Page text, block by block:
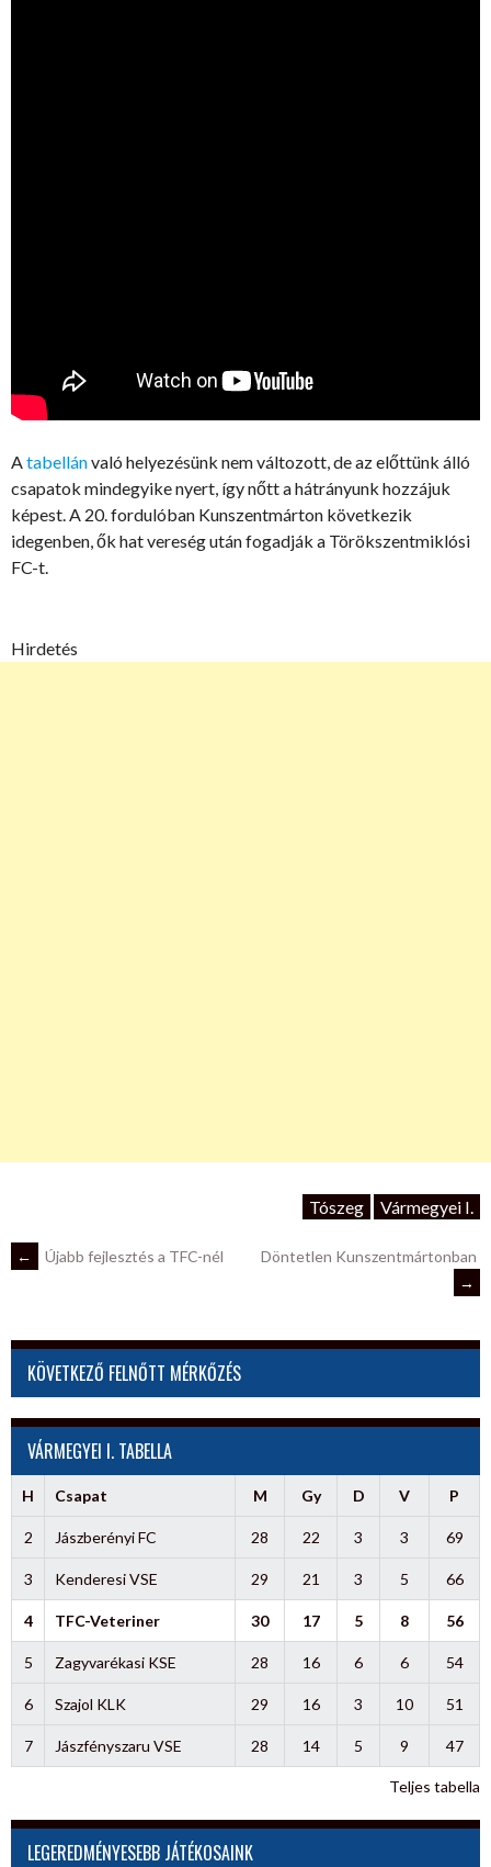
A tabellánvaló helyezésünk nem változott, de az előttünk álló
csapatok mindegyike nyert, így nőtt a hátrányunk hozzájuk
képest. A 20. fordulóban Kunszentmárton következik
idegenben, ők hat vereség után fogadják a Törökszentmiklósi
FC-t.
Hirdetés
Tószeg Vármegyei I.
POST
NAVIGATION
← Újabb fejlesztés a TFC-nél
Döntetlen Kunszentmártonban
→
KÖVETKEZŐ FELNŐTT MÉRKŐZÉS
VÁRMEGYEI I. TABELLA
H Csapat M Gy D V P
2 Jászberényi FC 28 22 3 3 69
3 Kenderesi VSE 29 21 3 5 66
4 TFC-Veteriner 30 17 5 8 56
5 Zagyvarékasi KSE 28 16 6 6 54
6 Szajol KLK 29 16 3 10 51
7 Jászfényszaru VSE 28 14 5 9 47
Teljes tabella
LEGEREDMÉNYESEBB JÁTÉKOSAINK